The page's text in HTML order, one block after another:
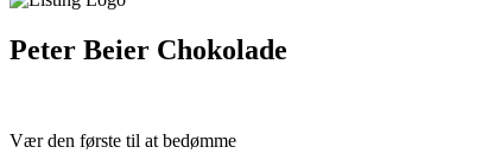
Peter Beier Chokolade
Vær den første til at bedømme